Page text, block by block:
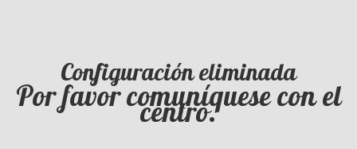
Configuración eliminada
Por favor comuníquese con el
centro.